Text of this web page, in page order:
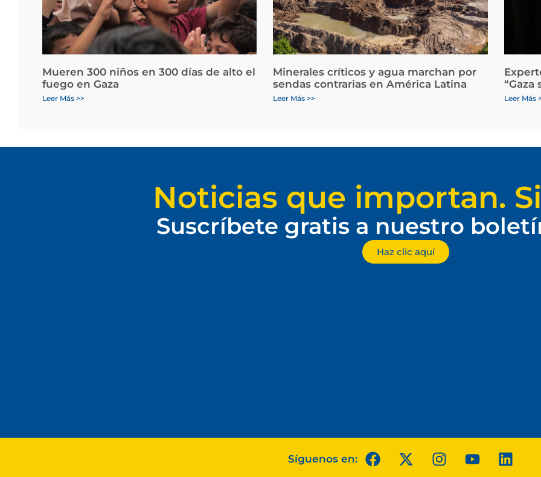
Mueren 300 niños en 300 días de alto el
fuego en Gaza
Leer Más >>
Minerales críticos y agua marchan por
sendas contrarias en América Latina
Leer Más >>
“Gaza
Leer Más
Noticias que importan.
Suscríbete gratis a nuestro
Haz clic aquí
Síguenos en: